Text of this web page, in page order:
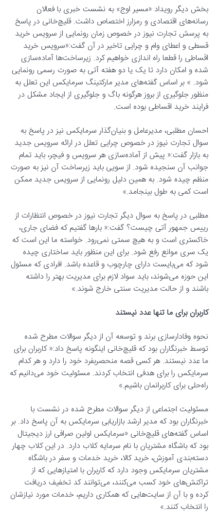
بخش دیگر رویداد «مسیر اوج» به نشست خبری با فعالان
رسانه‌های اقتصادی و رمزارز اختصاص داشت. قلیچ‌خانی در پاسخ
به پرسش تجارت نیوز در خصوص زمان رونمایی از سرویس خرید
قسطی و اعطای وام و چرایی تاخیر در آن گفت:«سرویس خرید
اقساطی را قطعا راه اندازی خواهیم کرد. زیرساخت‌ها آماده‌سازی
شده و امکان دارد تا یک یا دو هفته آتی به صورت رسمی رونمایی
شود. » بر اساس گفته‌های مدیر مارکتینگ سرمایکس این تعلل به
منظور جلوگیری از بروز هرگونه باگ و جلوگیری از ایجاد مشکل در
فرایند خرید اقساطی بوده است.
احسان مطلبی، مدیرعامل و بنیان‌گذار سرمایکس نیز در پاسخ به
سوال تجارت نیوز در خصوص چرایی تعلل در ارائه سرویس جدید
به بازار گفت:« پیش از آماده‌سازی هر سرویس و فیچر، باید تمام
جوانب آن سنجیده شود. از سویی باید زیرساخت آن نیز به صورت
منظم چیده شود. به همین دلیل رونمایی از سرویس جدید ممکن
است کمی به طول بینجامد.»
مطلبی در پاسخ به سوال دیگر تجارت نیوز در خصوص انتظارات از
رییس جمهور آتی چیست؟ گفت:« بارها گفتیم که فضای جاری،
خاکستری است و به هیچ سمتی نمی‌رود. خواسته ما این است که
یک سری موانع رفع شود. برای این منظور باید ساختاری چیده
شود که می‌بایست دارای چارچوب و قاعده باشد. افرادی که مسئول
این حوزه می‌شوند، باید سواد لازم برای مدیریت بهتر را داشته
باشند و از حالت مدیریت سنتی خارج شوند.»
کاربران برای ما تنها عدد نیستند
نحوه وفادارسازی برند و توسعه آن از دیگر سوالات مطرح شده
توسط خبرنگاران بود که قلیچ‌خانی اینگونه پاسخ داد:« کاربران برای
ما عدد نیستند. هر کسی قصه منحصربفرد خود را دارد و هر کدام
سرمایکس را برای هدفی انتخاب کردند. مسئولیت خود می‌دانیم که
راه‌حلی برای کاربرانمان باشیم.»
مسئولیت اجتماعی از دیگر سوالات مطرح شده در نشست با
خبرنگاران بود که مدیر ارشد بازاریابی سرمایکس به آن پاسخ داد. بر
اساس گفته‌های قلیچ‌خانی «سرمایکس اولین صرافی ارز دیجیتال
بود که باشگاه مشتریان با نام سرمایه کلاب دارد. در این کلاب چهار
دسته‌بندی آموزش، خرید کالا، خرید خدمات و سفر در باشگاه
مشتریان سرمایکس وجود دارد که کاربران با امتیازهایی که از
تراکنش‌های خود کسب می‌کنند، می‌توانند کد تخفیف دریافت
کرده و با آن از سایت‌هایی که همکاری داریم، خدمات مورد نیازشان
را انتخاب کنند.»